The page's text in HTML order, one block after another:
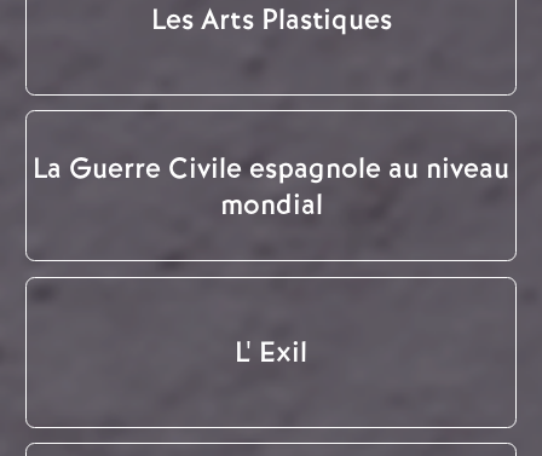
Les Arts Plastiques
La Guerre Civile espagnole au niveau
mondial
L' Exil